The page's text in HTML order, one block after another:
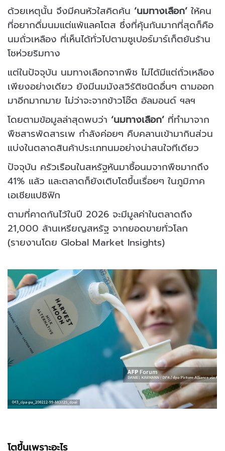
ด้วยเหตุนั้น จึงมีคนหัวใสคิดค้น‘นมทางเลือก’ ให้คน
ที่อยากดื่มนมแต่แพ้แลคโตส ซึ่งที่คุ้นกันมากที่สุดก็คือ
นมถั่วเหลือง ที่เห็นได้ทั่วไปตามซูเปอร์มาร์เก็ตยันร้าน
โชห่วยริมทาง
แต่ในปัจจุบัน นมทางเลือกจากพืช ไม่ได้มีแต่ถั่วเหลือง
เพียงอย่างเดียว ยังมีนมมังสวิรัติชนิดอื่นๆ ตามออก
มาอีกมากมาย ไม่ว่าจะจากข้าวโอ๊ต อัลมอนด์ ฯลฯ
โดยตามข้อมูลล่าสุดพบว่า ‘นมทางเลือก’ ที่ทำมาจาก
พืชสารพัดสารเพ กำลังค่อยๆ คืบคลานเข้ามากินส่วน
แบ่งในตลาดสินค้าประเภทนมอย่างน่าสนใจทีเดียว
ปัจจุบัน ครัวเรือนในสหรัฐหันมาซื้อนมจากพืชมากถึง
41% แล้ว และตลาดก็ยังเติบโตขึ้นเรื่อยๆ ในภูมิภาค
เอเชียแปซิฟิก
ตามที่คาดกันไว้ในปี 2026 จะมีมูลค่าในตลาดถึง
21,000 ล้านเหรียญสหรัฐ จากยอดขายทั่วโลก
(รายงานโดย Global Market Insights)
โตขึ้นเพราะอะไร